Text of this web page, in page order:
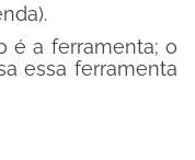
.
é a ferramenta; o
essa ferramenta